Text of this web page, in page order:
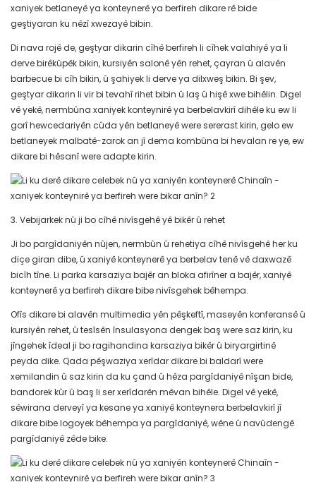
xaniyek betlaneyê ya konteynerê ya berfireh dikare rê bide
geştiyaran ku nêzî xwezayê bibin.
Di nava rojê de, geştyar dikarin cîhê berfireh li cîhek valahiyê ya li
derve birêkûpêk bikin, kursiyên salonê yên rehet, çayran û alavên
barbecue bi cîh bikin, û şahiyek li derve ya dilxweş bikin. Bi şev,
geştyar dikarin li vir bi tevahî rihet bibin û laş û hişê xwe bihêlin. Digel
vê yekê, nermbûna xaniyek konteynirê ya berbelavkirî dihêle ku ew li
gorî hewcedariyên cûda yên betlaneyê were sererast kirin, gelo ew
betlaneyek malbatê-zarok an jî dema kombûna bi hevalan re ye, ew
dikare bi hêsanî were adapte kirin.
3. Vebijarkek nû ji bo cîhê nivîsgehê yê bikêr û rehet
Ji bo pargîdaniyên nûjen, nermbûn û rehetiya cîhê nivîsgehê her ku
diçe giran dibe, û xaniyê konteynerê ya berbelav tenê vê daxwazê ​​
bicîh tîne. Li parka karsaziya bajêr an bloka afirîner a bajêr, xaniyê
konteynerê ya berfireh dikare bibe nivîsgehek bêhempa.
Ofîs dikare bi alavên multimedia yên pêşkeftî, maseyên konferansê û
kursiyên rehet, û tesîsên însulasyona dengek baş were saz kirin, ku
jîngehek îdeal ji bo ragihandina karsaziya bikêr û biryargirtinê
peyda dike. Qada pêşwaziya xerîdar dikare bi baldarî were
xemilandin û saz kirin da ku çand û hêza pargîdaniyê nîşan bide,
bandorek kûr û baş li ser xerîdarên mêvan bihêle. Digel vê yekê,
sêwirana derveyî ya kesane ya xaniyê konteynera berbelavkirî jî
dikare bibe logoyek bêhempa ya pargîdaniyê, wêne û navûdengê
pargîdaniyê zêde bike.